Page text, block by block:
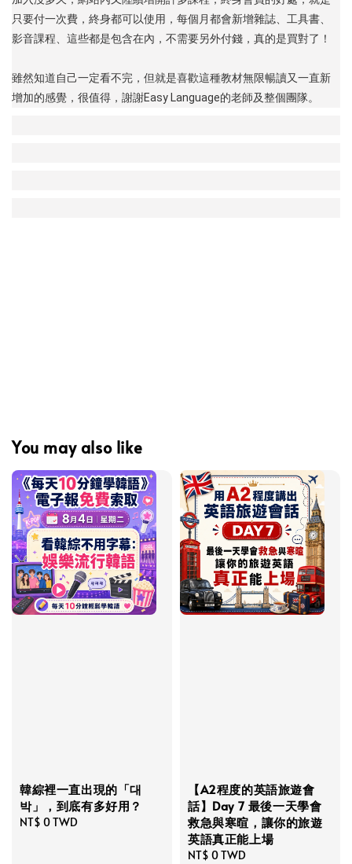
只要付一次費，終身都可以使用，每個月都會新增雜誌、工具書、
影音課程、這些都是包含在內，不需要另外付錢，真的是買對了！
雖然知道自己一定看不完，但就是喜歡這種教材無限暢讀又一直新
增加的感覺，很值得，謝謝Easy Language的老師及整個團隊。
You may also like
韓綜裡一直出現的「대
박」，到底有多好用？
Regular
NT$ 0 TWD
【A2程度的英語旅遊會
話】Day 7 最後一天學會
救急與寒暄，讓你的旅遊
英語真正能上場
Regular
NT$ 0 TWD